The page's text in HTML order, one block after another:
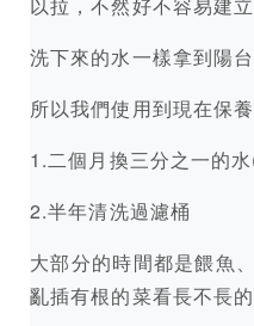
洗下來的水一樣拿到陽台
所以我們使用到現在保
1.二個月換三分之一的
2.半年清洗過濾桶
大部分的時間都是餵魚
亂插有根的菜看長不長